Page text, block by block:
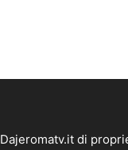
Dajeromatv.it di